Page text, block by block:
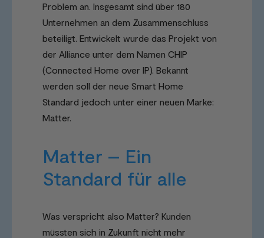
Problem an. Insgesamt sind über 180
Unternehmen an dem Zusammenschluss
beteiligt. Entwickelt wurde das Projekt von
der Alliance unter dem Namen CHIP
(Connected Home over IP). Bekannt
werden soll der neue Smart Home
Standard jedoch unter einer neuen Marke:
Matter.
Matter – Ein
Standard für alle
Was verspricht also Matter? Kunden
müssten sich in Zukunft nicht mehr